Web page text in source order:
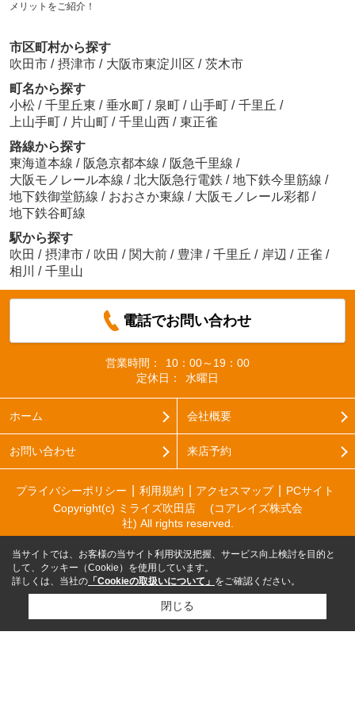
メリットをご紹介！
市区町村から探す
吹田市 / 摂津市 / 大阪市東淀川区 / 茨木市
町名から探す
小松 / 千里丘東 / 垂水町 / 泉町 / 山手町 / 千里丘 /
上山手町 / 片山町 / 千里山西 / 東正雀
路線から探す
東海道本線 / 阪急京都本線 / 阪急千里線 /
大阪モノレール本線 / 北大阪急行電鉄 / 地下鉄今里筋線 /
地下鉄御堂筋線 / おおさか東線 / 大阪モノレール彩都 /
地下鉄谷町線
駅から探す
吹田 / 摂津市 / 吹田 / 関大前 / 豊津 / 千里丘 / 岸辺 / 正雀 /
相川
/ 千里山
電話でお問い合わせ
営業時間：
10：00～19：00
定休日：
水曜日
ホーム 会社概要
お問い合わせ 来店予約
プライバシーポリシー 利用規約 アクセスマップ
PCサイト
Copyright(c) ミライズ吹田店 (コアレイズ株式会
社) All rights reserved.
当サイトでは、お客様の当サイト利用状況把握、サービス向上検討を目的と
して、クッキー（Cookie）を使用しています。
詳しくは、当社の 「Cookieの取扱いについて」 をご確認ください。
閉じる